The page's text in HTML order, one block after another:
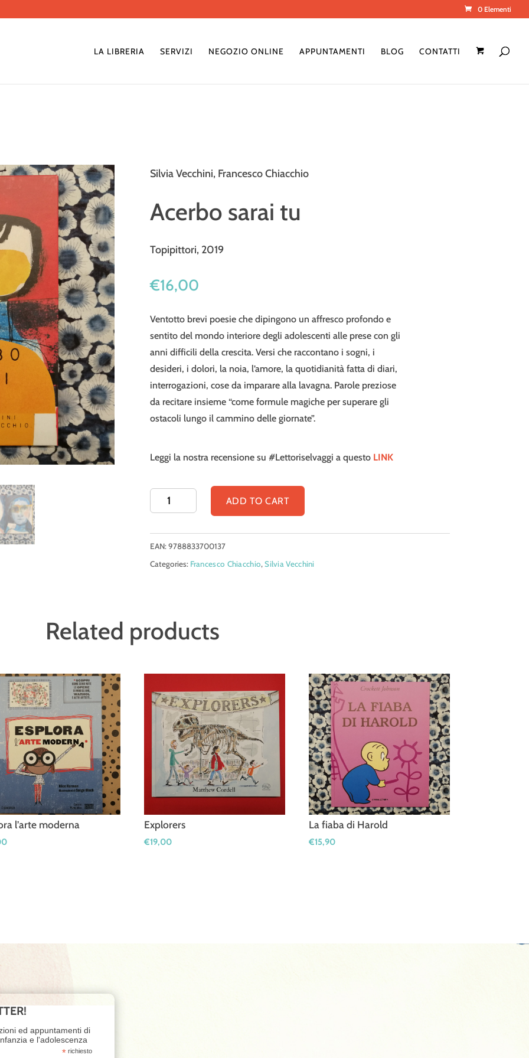
0 Elementi
LA LIBRERIA SERVIZI NEGOZIO ONLINE APPUNTAMENTI BLOG CONTATTI
Silvia Vecchini, Francesco Chiacchio
Acerbo sarai tu
Topipittori, 2019
€16,00
Ventotto brevi poesie che dipingono un affresco profondo e
sentito del mondo interiore degli adolescenti alle prese con gli
anni difficili della crescita. Versi che raccontano i sogni, i
desideri, i dolori, la noia, l’amore, la quotidianità fatta di diari,
interrogazioni, cose da imparare alla lavagna. Parole preziose
da recitare insieme “come formule magiche per superare gli
ostacoli lungo il cammino delle giornate”.
Leggi la nostra recensione su #Lettoriselvaggi a questo LINK
Acerbo
sarai
tu
quantity
ADD TO CART
EAN:9788833700137
Categories: Francesco Chiacchio,Silvia Vecchini
Related products
l’arte moderna Explorers
€19,00
La fiaba di Harold
€15,90
ed appuntamenti di
e l'adolescenza
*richiesto